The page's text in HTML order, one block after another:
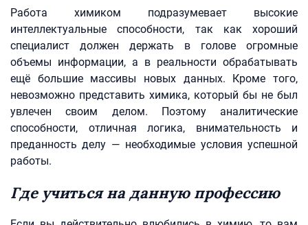
Работа химиком подразумевает высокие
интеллектуальные способности, так как хороший
специалист должен держать в голове огромные
объемы информации, а в реальности обрабатывать
ещё большие массивы новых данных. Кроме того,
невозможно представить химика, который бы не был
увлечен своим делом. Поэтому аналитические
способности, отличная логика, внимательность и
преданность делу — необходимые условия успешной
работы.
Где учиться на данную профессию